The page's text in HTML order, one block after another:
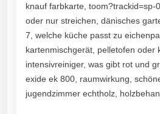
knauf farbkarte, toom?trackid=sp-
oder nur streichen, dänisches
7, welche küche passt zu
kartenmischgerät, pelletofen oder
intensivreiniger, was gibt rot und
exide ek 800, raumwirkung,
jugendzimmer echtholz,